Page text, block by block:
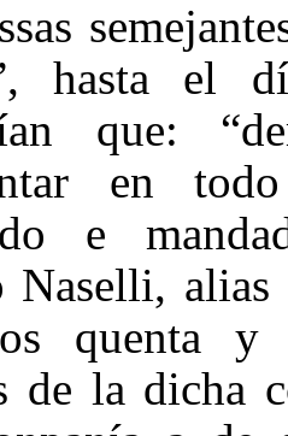
hasta el
que:
en
e
Naselli, alias
quenta
de la dicha